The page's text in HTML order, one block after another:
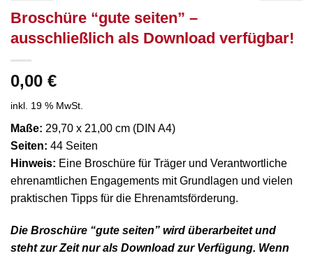
Broschüre “gute seiten” –
ausschließlich als Download verfügbar!
0,00 €
inkl. 19 % MwSt.
Maße: 29,70 x 21,00 cm (DIN A4)
Seiten: 44 Seiten
Hinweis: Eine Broschüre für Träger und Verantwortliche
ehrenamtlichen Engagements mit Grundlagen und vielen
praktischen Tipps für die Ehrenamtsförderung.
Die Broschüre “gute seiten” wird überarbeitet und
steht zur Zeit nur als Download zur Verfügung. Wenn